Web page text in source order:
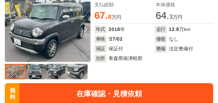
支払総額
67.8万円
本体価格
64.3万円
年式 2018年 走行 12.8万km
車検
'27/02 修復
なし
保証
保証付 整備
法定整備付
住所
青森県南津軽郡
無
料
在庫確認・見積依頼